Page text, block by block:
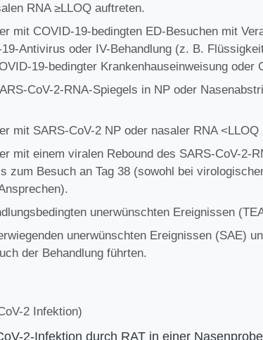
RNA ≥LLOQ auftreten.
mit COVID-19-bedingten ED-Besuchen mit
Antivirus oder IV-Behandlung (z. B.
19-bedingter Krankenhauseinweisung oder
CoV-2-RNA-Spiegels in NP oder
mit SARS-CoV-2 NP oder nasaler RNA
mit einem viralen Rebound des SARS-CoV-2-
zum Besuch an Tag 38 (sowohl bei
unerwünschten Ereignissen
unerwünschten Ereignissen (SAE)
der Behandlung führten.
2 Infektion)
2-Infektion durch RAT in einer